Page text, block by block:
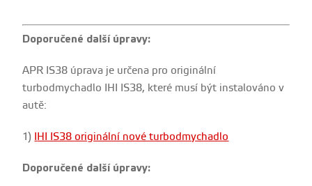
Doporučené další úpravy:
APR IS38 úprava je určena pro originální
turbodmychadlo IHI IS38, které musí být instalováno v
autě:
1) IHI IS38 originální nové turbodmychadlo
Doporučené další úpravy: